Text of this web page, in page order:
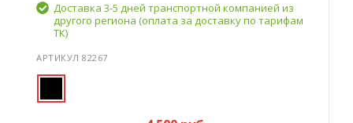
Доставка 3-5 дней транспортной компанией из
другого региона (оплата за доставку по тарифам
ТК)
АРТИКУЛ 82267